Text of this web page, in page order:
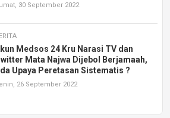
30 September 2022
Medsos 24 Kru Narasi TV dan
Mata Najwa Dijebol Berjamaah,
Upaya Peretasan Sistematis ?
26 September 2022